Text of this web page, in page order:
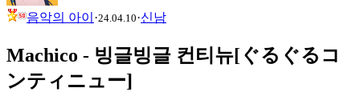
음악의 아이 ·24.04.10·신남
Machico - 빙글빙글 컨티뉴[ぐるぐるコ
ンティニュー]